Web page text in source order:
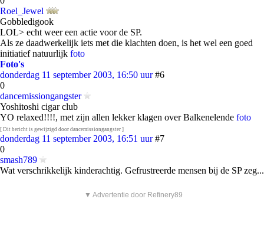
Roel_Jewel
Gobbledigook
LOL> echt weer een actie voor de SP.
Als ze daadwerkelijk iets met die klachten doen, is het wel een goed
initiatief natuurlijk foto
Foto's
donderdag 11 september 2003, 16:50 uur #6
0
dancemissiongangster
Yoshitoshi cigar club
YO relaxed!!!!, met zijn allen lekker klagen over Balkenelende foto
[ Dit bericht is gewijzigd door dancemissiongangster ]
donderdag 11 september 2003, 16:51 uur #7
0
smash789
Wat verschrikkelijk kinderachtig. Gefrustreerde mensen bij de SP zeg...
▼ Advertentie door Refinery89